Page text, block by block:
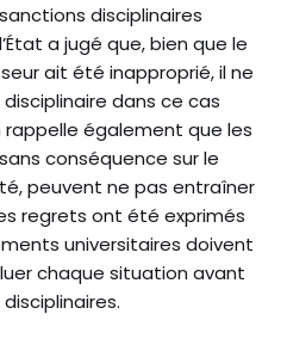
disciplinaires
a jugé que, bien que le
ait été inapproprié, il ne
dans ce cas
également que les
conséquence sur le
peuvent ne pas entraîner
regrets ont été exprimés
universitaires doivent
chaque situation avant